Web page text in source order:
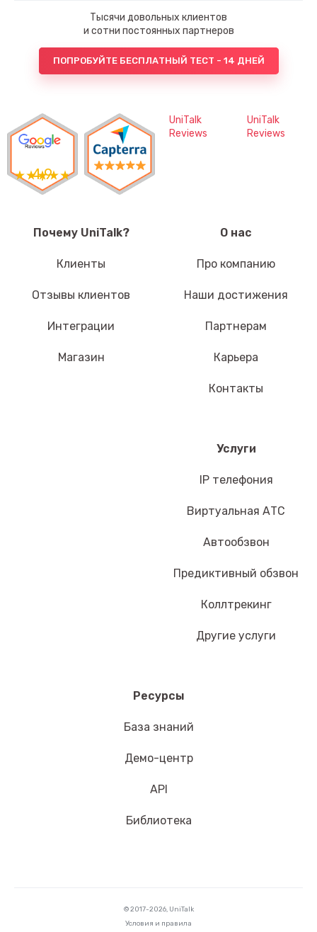
Тысячи довольных клиентов
и сотни постоянных партнеров
ПОПРОБУЙТЕ БЕСПЛАТНЫЙ ТЕСТ - 14 ДНЕЙ
4,9
UniTalk
Reviews
UniTalk
Reviews
Почему UniTalk?
Клиенты
Отзывы клиентов
Интеграции
Магазин
О нас
Про компанию
Наши достижения
Партнерам
Карьера
Контакты
Услуги
IP телефония
Виртуальная АТС
Автообзвон
Предиктивный обзвон
Коллтрекинг
Другие услуги
Ресурсы
База знаний
Демо-центр
API
Библиотека
© 2017-2026, UniTalk
Условия и правила